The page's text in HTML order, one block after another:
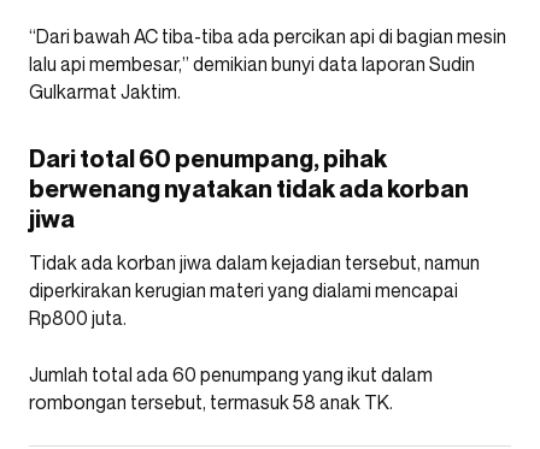
“Dari bawah AC tiba-tiba ada percikan api di bagian mesin
lalu api membesar,” demikian bunyi data laporan Sudin
Gulkarmat Jaktim.
Dari total 60 penumpang, pihak
berwenang nyatakan tidak ada korban
jiwa
Tidak ada korban jiwa dalam kejadian tersebut, namun
diperkirakan kerugian materi yang dialami mencapai
Rp800 juta.
Jumlah total ada 60 penumpang yang ikut dalam
rombongan tersebut, termasuk 58 anak TK.